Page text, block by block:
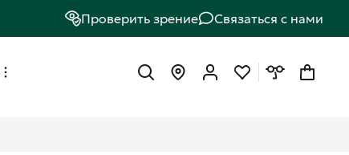
Проверить зрение Связаться с нами